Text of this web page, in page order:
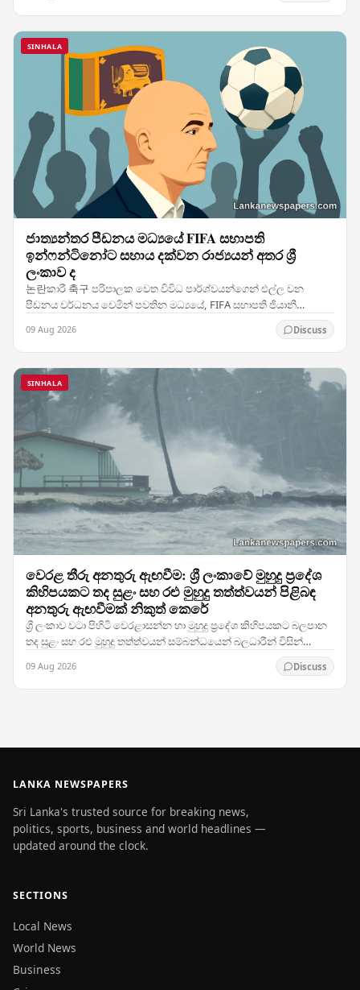
SINHALA
ජාත්‍යන්තර පීඩනය මධ්‍යයේ FIFA සභාපති
ඉන්ෆන්ටිනෝට සහාය දක්වන රාජ්‍යයන් අතර ශ්‍රී
ලංකාව ද
논란කාරී 축구 පරිපාලක වෙත විවිධ පාර්ශ්වයන්ගෙන් එල්ල වන
පීඩනය වර්ධනය වෙමින් පවතින මධ්‍යයේ, FIFA සභාපති ජියානී
ඉන්ෆන්ටිනෝට සිය සහාය පසක් කර ඇති රටවල් කණ්ඩායමක් අතර…
09 Aug 2026 Discuss
SINHALA
වෙරළ තීරු අනතුරු ඇඟවීම: ශ්‍රී ලංකාවේ මුහුදු ප්‍රදේශ
කිහිපයකට තද සුළං සහ රළු මුහුදු තත්ත්වයන් පිළිබඳ
අනතුරු ඇඟවීමක් නිකුත් කෙරේ
ශ්‍රී ලංකාව වටා පිහිටි වෙරළාසන්න හා මුහුදු ප්‍රදේශ කිහිපයකට බලපාන
තද සුළං සහ රළු මුහුදු තත්ත්වයන් සම්බන්ධයෙන් බලධාරීන් විසින්
09 Aug 2026 Discuss
LANKA NEWSPAPERS
Sri Lanka's trusted source for breaking news,
politics, sports, business and world headlines —
updated around the clock.
SECTIONS
Local News
World News
Business